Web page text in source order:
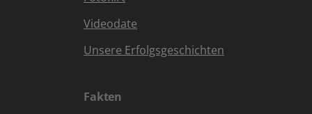
Videodate
Unsere Erfolgsgeschichten
Fakten